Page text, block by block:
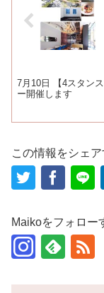
7月10日 【4スタン
ー開催します
この情報をシェア
Maikoをフォロー